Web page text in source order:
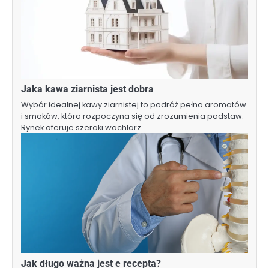
Jaka kawa ziarnista jest dobra
Wybór idealnej kawy ziarnistej to podróż pełna aromatów
i smaków, która rozpoczyna się od zrozumienia podstaw.
Rynek oferuje szeroki wachlarz…
Jak długo ważna jest e recepta?